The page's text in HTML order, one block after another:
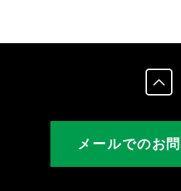
メールでのお